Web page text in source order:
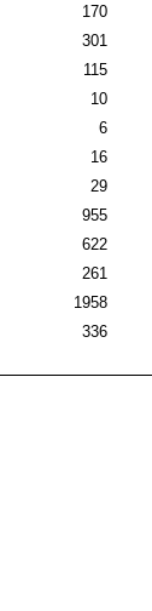
170
301
115
10
6
16
29
955
622
261
1958
336